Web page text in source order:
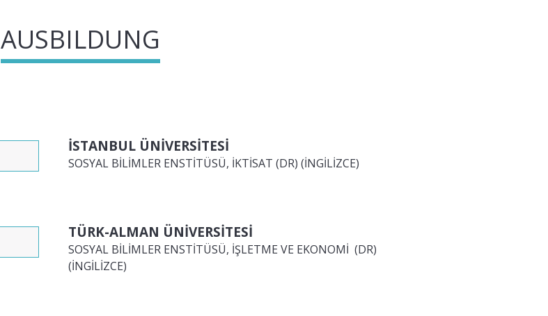
AUSBILDUNG
İSTANBUL ÜNİVERSİTESİ
SOSYAL BİLİMLER ENSTİTÜSÜ, İKTİSAT (DR) (İNGİLİZCE)
TÜRK-ALMAN ÜNİVERSİTESİ
SOSYAL BİLİMLER ENSTİTÜSÜ, İŞLETME VE EKONOMİ (DR)
(İNGİLİZCE)